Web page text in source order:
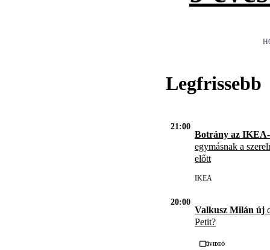
Legfrissebb
21:00
Botrány az
egymásnak a
előtt
IKEA
20:00
Valkusz Milán új
Petit?
Videó